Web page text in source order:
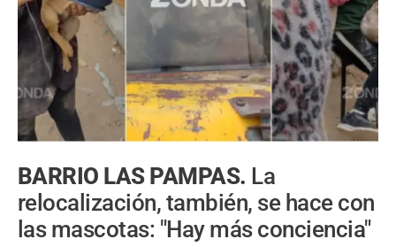
BARRIO LAS PAMPAS. La
relocalización, también, se hace con
las mascotas: "Hay más conciencia"